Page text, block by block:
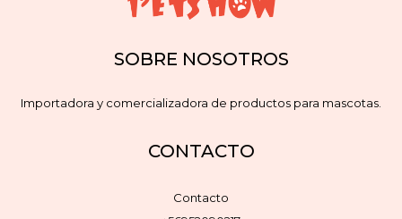
SOBRE NOSOTROS
Importadora y comercializadora de productos para mascotas.
CONTACTO
Contacto